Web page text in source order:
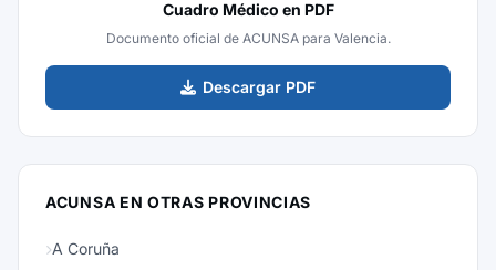
Cuadro Médico en PDF
Documento oficial de ACUNSA para Valencia.
Descargar PDF
ACUNSA EN OTRAS PROVINCIAS
A Coruña